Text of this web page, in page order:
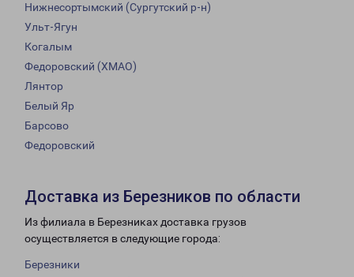
Нижнесортымский (Сургутский р-н)
Ульт-Ягун
Когалым
Федоровский (ХМАО)
Лянтор
Белый Яр
Барсово
Федоровский
Доставка из Березников по области
Из филиала в Березниках доставка грузов
осуществляется в следующие города:
Березники